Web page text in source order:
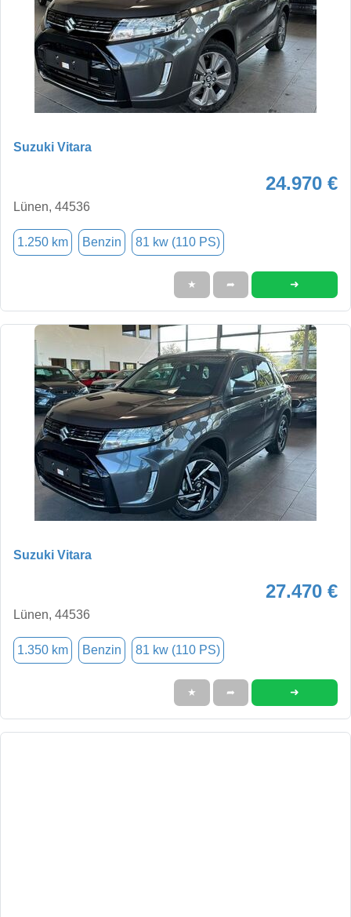
Suzuki Vitara
24.970 €
Lünen, 44536
1.250 km Benzin 81 kw (110 PS)
★ ➦ ➜
Suzuki Vitara
27.470 €
Lünen, 44536
1.350 km Benzin 81 kw (110 PS)
★ ➦ ➜